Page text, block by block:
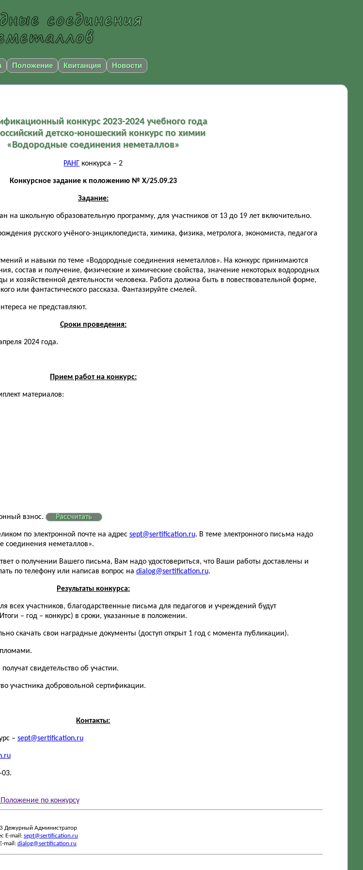
Положение Квитанция Новости
конкурс 2023-2024 учебного года
детско-юношеский конкурс по химии
«Водородные соединения неметаллов»
РАНГ конкурса – 2
Конкурсное задание к положению № Х/25.09.23
Задание:
на школьную образовательную программу, для участников от 13 до 19 лет включительно.
русского учёного-энциклопедиста, химика, физика, метролога, экономиста, педагога
и навыки по теме «Водородные соединения неметаллов». На конкурс принимаются
состав и получение, физические и химические свойства, значение некоторых водородных
и хозяйственной деятельности человека. Работа должна быть в повествовательной форме,
или фантастического рассказа. Фантазируйте смелей.
не представляют.
Сроки проведения:
2024 года.
Прием работ на конкурс:
материалов:
взнос.
Рассчитать
по электронной почте на адрес sept@sertification.ru. В теме электронного письма надо
соединения неметаллов».
о получении Вашего письма, Вам надо удостовериться, что Ваши работы доставлены и
по телефону или написав вопрос на dialog@sertification.ru.
Результаты конкурса:
всех участников, благодарственные письма для педагогов и учреждений будут
– год – конкурс) в сроки, указанные в положении.
скачать свои наградные документы (доступ открыт 1 год с момента публикации).
свидетельство об участии.
участника добровольной сертификации.
Контакты:
– sept@sertification.ru
по конкурсу
Дежурный Администратор
E-mail: sept@sertification.ru
mail: dialog@sertification.ru